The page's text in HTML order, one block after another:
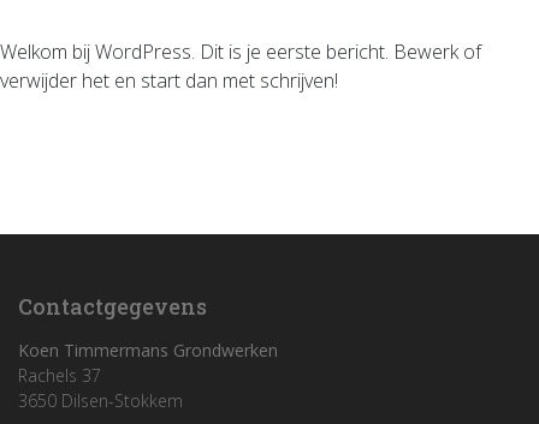
Aanleg parkings
Welkom bij WordPress. Dit is je eerste bericht. Bewerk of
verwijder het en start dan met schrijven!
Contactgegevens
Koen Timmermans Grondwerken
Rachels 37
3650 Dilsen-Stokkem